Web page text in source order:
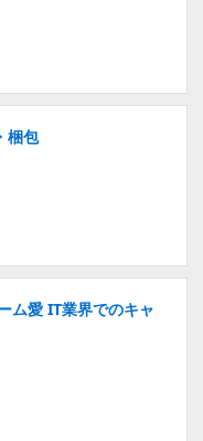
梱包
ム愛 IT業界でのキャ